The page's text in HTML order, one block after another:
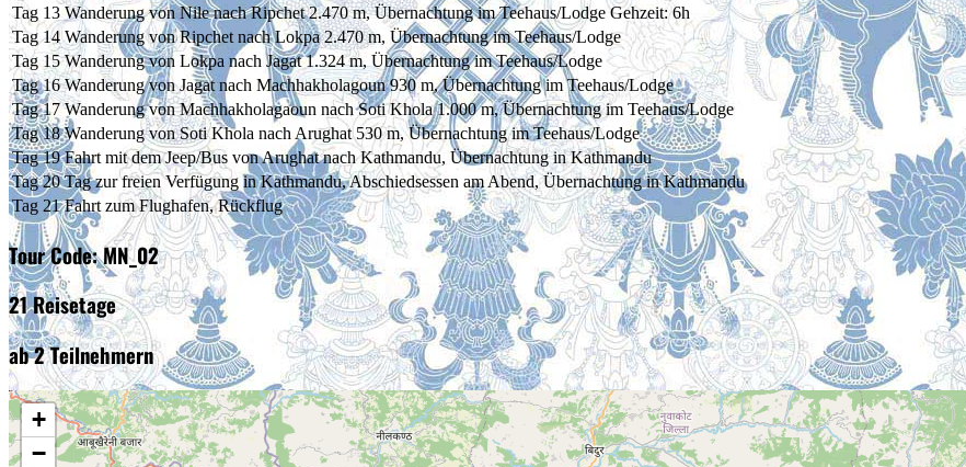
Tag 13 Wanderung von Nile nach Ripchet 2.470 m, Übernachtung im Teehaus/Lodge Gehzeit: 6h
Tag 14 Wanderung von Ripchet nach Lokpa 2.470 m, Übernachtung im Teehaus/Lodge
Tag 15 Wanderung von Lokpa nach Jagat 1.324 m, Übernachtung im Teehaus/Lodge
Tag 16 Wanderung von Jagat nach Machhakholagoun 930 m, Übernachtung im Teehaus/Lodge
Tag 17 Wanderung von Machhakholagaoun nach Soti Khola 1.000 m, Übernachtung im Teehaus/Lodge
Tag 18 Wanderung von Soti Khola nach Arughat 530 m, Übernachtung im Teehaus/Lodge
Tag 19 Fahrt mit dem Jeep/Bus von Arughat nach Kathmandu, Übernachtung in Kathmandu
Tag 20 Tag zur freien Verfügung in Kathmandu, Abschiedsessen am Abend, Übernachtung in Kathmandu
Tag 21 Fahrt zum Flughafen, Rückflug
Tour Code: MN_02
21 Reisetage
ab 2 Teilnehmern
+
−